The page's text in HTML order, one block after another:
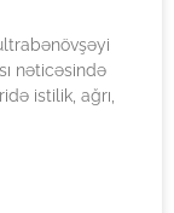
nəticəsində
istilik, ağrı,